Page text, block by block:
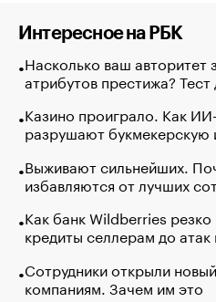
Интересное на РБК
Насколько ваш авторитет
атрибутов престижа?
Казино проиграло. Как
разрушают букмекерскую
Выживают сильнейших.
избавляются от лучших
Как банк Wildberries резко
кредиты селлерам до атак
Сотрудники открыли
компаниям. Зачем им это